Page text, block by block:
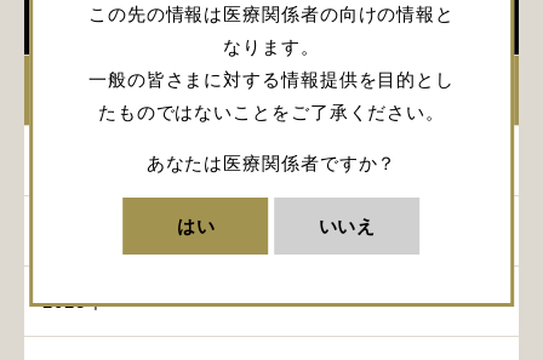
この先の情報は医療関係者の向けの情報と
なります。
一般の皆さまに対する情報提供を目的とし
たものではないことをご了承ください。
あなたは医療関係者ですか？
はい いいえ
学会開催情報
2023年